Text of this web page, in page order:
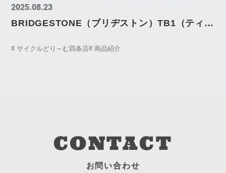
2025.08.23
BRIDGESTONE（ブリヂストン）TB1（ティー
# サイクルどり～む四条店# 商品紹介
CONTACT
お問い合わせ